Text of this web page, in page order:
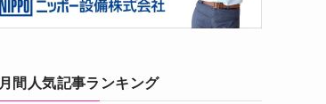
月間人気記事ランキング